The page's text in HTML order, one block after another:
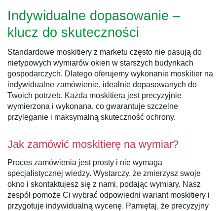
Indywidualne dopasowanie –
klucz do skuteczności
Standardowe moskitiery z marketu często nie pasują do
nietypowych wymiarów okien w starszych budynkach
gospodarczych. Dlatego oferujemy wykonanie moskitier na
indywidualne zamówienie, idealnie dopasowanych do
Twoich potrzeb. Każda moskitiera jest precyzyjnie
wymierzona i wykonana, co gwarantuje szczelne
przyleganie i maksymalną skuteczność ochrony.
Jak zamówić moskitierę na wymiar?
Proces zamówienia jest prosty i nie wymaga
specjalistycznej wiedzy. Wystarczy, że zmierzysz swoje
okno i skontaktujesz się z nami, podając wymiary. Nasz
zespół pomoże Ci wybrać odpowiedni wariant moskitiery i
przygotuje indywidualną wycenę. Pamiętaj, że precyzyjny